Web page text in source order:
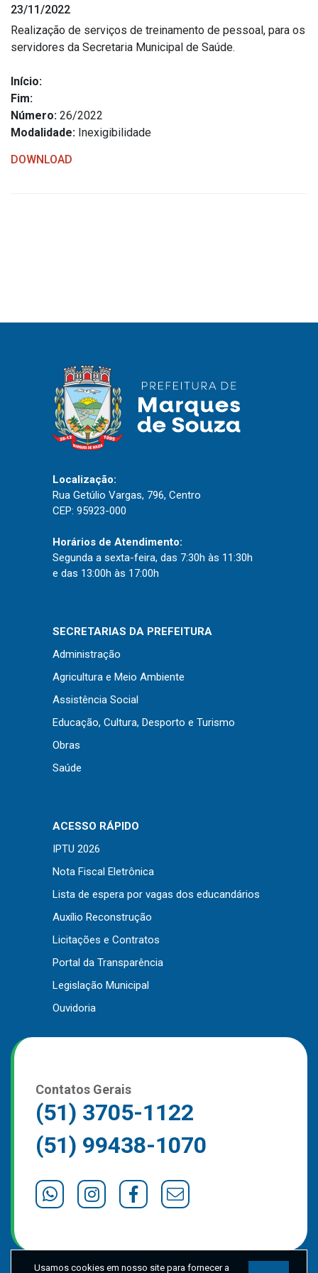
Estrutura Organizacional
Administração
Agricultura e Meio Ambiente
Assistência Social
Ouvidoria
Portal do Cidadão
Portal do Servidor
Publicações
Diário Oficial (Até 30/04)
Recursos Humanos
Concursos
Instruções Normativas
Licitações
Dispensas e Inexigibilidades
Chamamentos Públicos
Leis, Decretos e Portarias
Transparência
Portal da Transparência
Radar da Transparência
Cespro
Downloads
23/11/2022
Realização de serviços de treinamento de pessoal, para os
servidores da Secretaria Municipal de Saúde.
Início:
Fim:
Número: 26/2022
Modalidade: Inexigibilidade
DOWNLOAD
Usamos cookies em nosso site para fornecer a
Localização:
Rua Getúlio Vargas, 796, Centro
CEP: 95923-000
Horários de Atendimento:
Segunda a sexta-feira, das 7:30h às 11:30h
e das 13:00h às 17:00h
SECRETARIAS DA PREFEITURA
Administração
Agricultura e Meio Ambiente
Assistência Social
Educação, Cultura, Desporto e Turismo
Obras
Saúde
ACESSO RÁPIDO
IPTU 2026
Nota Fiscal Eletrônica
Lista de espera por vagas dos educandários
Auxílio Reconstrução
Licitações e Contratos
Portal da Transparência
Legislação Municipal
Ouvidoria
Contatos Gerais
(51) 3705-1122
(51) 99438-1070